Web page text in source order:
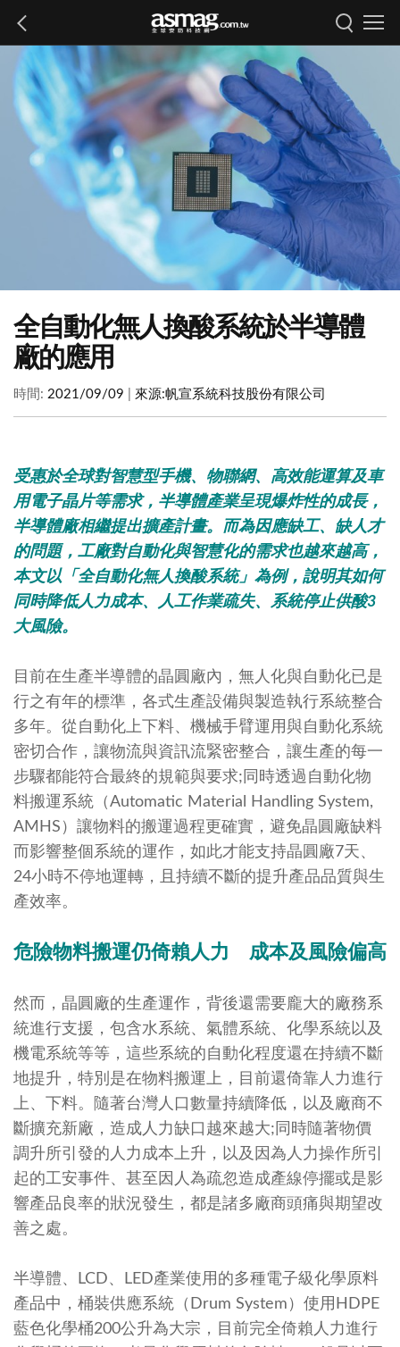
全自動化無人換酸系統於半導體
廠的應用
時間: 2021/09/09 來源:帆宣系統科技股份有限公司
受惠於全球對智慧型手機、物聯網、高效能運算及車
用電子晶片等需求，半導體產業呈現爆炸性的成長，
半導體廠相繼提出擴產計畫。而為因應缺工、缺人才
的問題，工廠對自動化與智慧化的需求也越來越高，
本文以「全自動化無人換酸系統」為例，說明其如何
同時降低人力成本、人工作業疏失、系統停止供酸3
大風險。
目前在生產半導體的晶圓廠內，無人化與自動化已是
行之有年的標準，各式生產設備與製造執行系統整合
多年。從自動化上下料、機械手臂運用與自動化系統
密切合作，讓物流與資訊流緊密整合，讓生產的每一
步驟都能符合最終的規範與要求;同時透過自動化物
料搬運系統（Automatic Material Handling System,
AMHS）讓物料的搬運過程更確實，避免晶圓廠缺料
而影響整個系統的運作，如此才能支持晶圓廠7天、
24小時不停地運轉，且持續不斷的提升產品品質與生
產效率。
危險物料搬運仍倚賴人力 成本及風險偏高
然而，晶圓廠的生產運作，背後還需要龐大的廠務系
統進行支援，包含水系統、氣體系統、化學系統以及
機電系統等等，這些系統的自動化程度還在持續不斷
地提升，特別是在物料搬運上，目前還倚靠人力進行
上、下料。隨著台灣人口數量持續降低，以及廠商不
斷擴充新廠，造成人力缺口越來越大;同時隨著物價
調升所引發的人力成本上升，以及因為人力操作所引
起的工安事件、甚至因人為疏忽造成產線停擺或是影
響產品良率的狀況發生，都是諸多廠商頭痛與期望改
善之處。
半導體、LCD、LED產業使用的多種電子級化學原料
產品中，桶裝供應系統（Drum System）使用HDPE
藍色化學桶200公升為大宗，目前完全倚賴人力進行